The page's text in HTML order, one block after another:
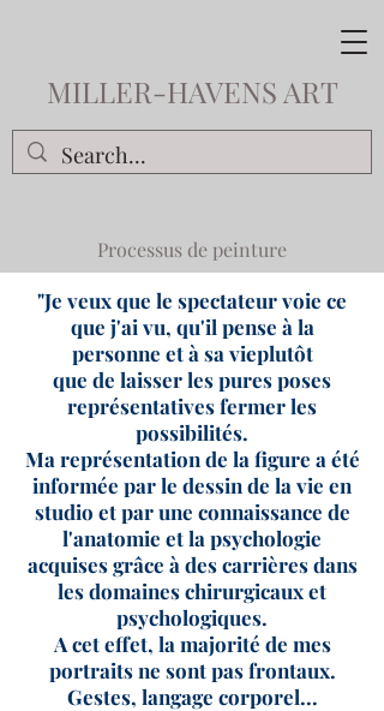
MILLER-HAVENS ART
Processus de peinture
"Je veux que le spectateur voie ce
que j'ai vu, qu'il pense à la
personne et à sa vieplutôt
que de laisser les pures poses
représentatives fermer les
possibilités.
Ma représentation de la figure a été
informée par le dessin de la vie en
studio et par une connaissance de
l'anatomie et la psychologie
acquises grâce à des carrières dans
les domaines chirurgicaux et
psychologiques.
A cet effet, la majorité de mes
portraits ne sont pas frontaux.
Gestes, langage corporel...